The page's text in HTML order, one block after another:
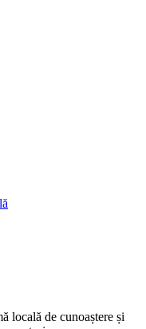
locală de cunoaștere și